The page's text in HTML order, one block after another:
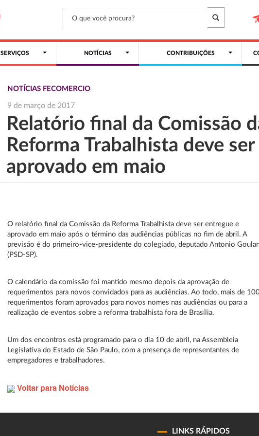
SERVIÇOS NOTÍCIAS CONTRIBUIÇÕES
NOTÍCIAS FECOMERCIO
9 de março de 2017
Relatório final da Comissão
Reforma Trabalhista deve ser
aprovado em maio
O relatório final da Comissão da Reforma Trabalhista deve ser entregue e
aprovado em maio após o término das audiências públicas no fim de abril. A
previsão é do primeiro-vice-presidente do colegiado, deputado Antonio
(PSD-SP).
O calendário da comissão foi mantido mesmo depois da aprovação de
requerimentos para novos convidados para as audiências. Ao todo, mais de
requerimentos foram aprovados para novos nomes nas audiências ou para a
realização de eventos sobre a reforma trabalhista fora de Brasília.
Um dos encontros está programado para o dia 10 de abril, na Assembleia
Legislativa do Estado de São Paulo, com a presença de representantes de
empregadores e trabalhadores.
Voltar para Notícias
LINKS RÁPIDOS